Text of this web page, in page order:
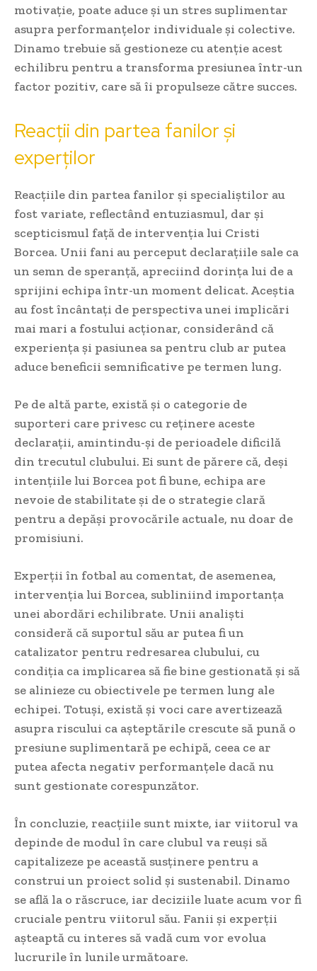
motivație, poate aduce și un stres suplimentar
asupra performanțelor individuale și colective.
Dinamo trebuie să gestioneze cu atenție acest
echilibru pentru a transforma presiunea într-un
factor pozitiv, care să îi propulseze către succes.
Reacții din partea fanilor și
experților
Reacțiile din partea fanilor și specialiștilor au
fost variate, reflectând entuziasmul, dar și
scepticismul față de intervenția lui Cristi
Borcea. Unii fani au perceput declarațiile sale ca
un semn de speranță, apreciind dorința lui de a
sprijini echipa într-un moment delicat. Aceștia
au fost încântați de perspectiva unei implicări
mai mari a fostului acționar, considerând că
experiența și pasiunea sa pentru club ar putea
aduce beneficii semnificative pe termen lung.
Pe de altă parte, există și o categorie de
suporteri care privesc cu reținere aceste
declarații, amintindu-și de perioadele dificilă
din trecutul clubului. Ei sunt de părere că, deși
intențiile lui Borcea pot fi bune, echipa are
nevoie de stabilitate și de o strategie clară
pentru a depăși provocările actuale, nu doar de
promisiuni.
Experții în fotbal au comentat, de asemenea,
intervenția lui Borcea, subliniind importanța
unei abordări echilibrate. Unii analiști
consideră că suportul său ar putea fi un
catalizator pentru redresarea clubului, cu
condiția ca implicarea să fie bine gestionată și să
se alinieze cu obiectivele pe termen lung ale
echipei. Totuși, există și voci care avertizează
asupra riscului ca așteptările crescute să pună o
presiune suplimentară pe echipă, ceea ce ar
putea afecta negativ performanțele dacă nu
sunt gestionate corespunzător.
În concluzie, reacțiile sunt mixte, iar viitorul va
depinde de modul în care clubul va reuși să
capitalizeze pe această susținere pentru a
construi un proiect solid și sustenabil. Dinamo
se află la o răscruce, iar deciziile luate acum vor fi
cruciale pentru viitorul său. Fanii și experții
așteaptă cu interes să vadă cum vor evolua
lucrurile în lunile următoare.